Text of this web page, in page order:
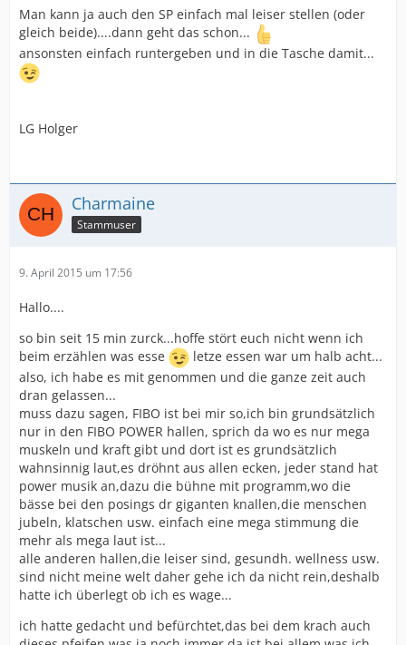
Man kann ja auch den SP einfach mal leiser stellen (oder
gleich beide)....dann geht das schon...
ansonsten einfach runtergeben und in die Tasche damit...
LG Holger
Charmaine
Stammuser
9. April 2015 um 17:56
Hallo....
so bin seit 15 min zurck...hoffe stört euch nicht wenn ich
beim erzählen was esse
letze essen war um halb acht...
also, ich habe es mit genommen und die ganze zeit auch
dran gelassen...
muss dazu sagen, FIBO ist bei mir so,ich bin grundsätzlich
nur in den FIBO POWER hallen, sprich da wo es nur mega
muskeln und kraft gibt und dort ist es grundsätzlich
wahnsinnig laut,es dröhnt aus allen ecken, jeder stand hat
power musik an,dazu die bühne mit programm,wo die
bässe bei den posings dr giganten knallen,die menschen
jubeln, klatschen usw. einfach eine mega stimmung die
mehr als mega laut ist...
alle anderen hallen,die leiser sind, gesundh. wellness usw.
sind nicht meine welt daher gehe ich da nicht rein,deshalb
hatte ich überlegt ob ich es wage...
ich hatte gedacht und befürchtet,das bei dem krach auch